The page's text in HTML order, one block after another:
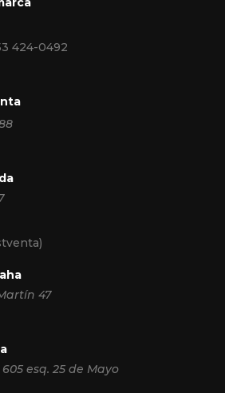
424-0492
47
esq. 25 de Mayo